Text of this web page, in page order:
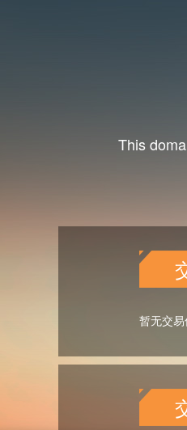
This
暂无交